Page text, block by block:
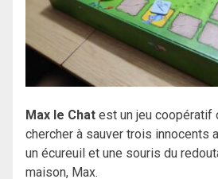
Max le Chat est un jeu coopératif
chercher à sauver trois innocents
un écureuil et une souris du
maison, Max.